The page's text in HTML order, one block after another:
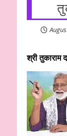
श्री तुकाराम